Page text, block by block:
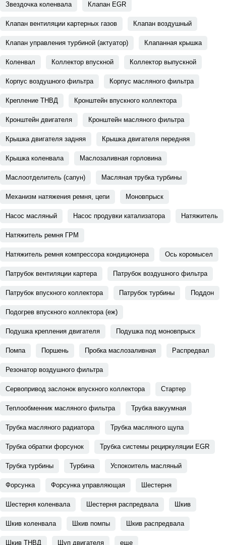
Звездочка коленвала Клапан EGR
Клапан вентиляции картерных газов Клапан воздушный
Клапан управления турбиной (актуатор) Клапанная крышка
Коленвал Коллектор впускной Коллектор выпускной
Корпус воздушного фильтра Корпус масляного фильтра
Крепление ТНВД Кронштейн впускного коллектора
Кронштейн двигателя Кронштейн масляного фильтра
Крышка двигателя задняя Крышка двигателя передняя
Крышка коленвала Маслозаливная горловина
Маслоотделитель (сапун) Масляная трубка турбины
Механизм натяжения ремня, цепи Моновпрыск
Насос масляный Насос продувки катализатора Натяжитель
Натяжитель ремня ГРМ
Натяжитель ремня компрессора кондиционера Ось коромысел
Патрубок вентиляции картера Патрубок воздушного фильтра
Патрубок впускного коллектора Патрубок турбины Поддон
Подогрев впускного коллектора (еж)
Подушка крепления двигателя Подушка под моновпрыск
Помпа Поршень Пробка маслозаливная Распредвал
Резонатор воздушного фильтра
Сервопривод заслонок впускного коллектора Стартер
Теплообменник масляного фильтра Трубка вакуумная
Трубка масляного радиатора Трубка масляного щупа
Трубка обратки форсунок Трубка системы рециркуляции EGR
Трубка турбины Турбина Успокоитель масляный
Форсунка Форсунка управляющая Шестерня
Шестерня коленвала Шестерня распредвала Шкив
Шкив коленвала Шкив помпы Шкив распредвала
Шкив ТНВД Щуп двигателя еще